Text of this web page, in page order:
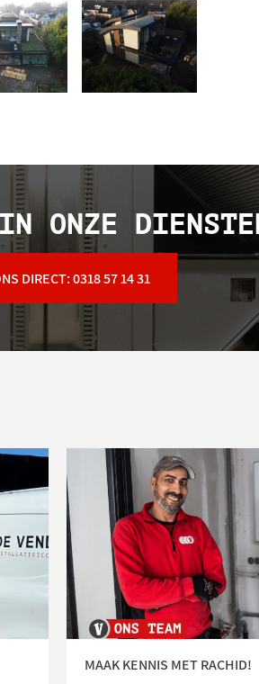
ONZE
DIRECT: 0318 57 14 31
MAAK KENNIS MET RACHID!